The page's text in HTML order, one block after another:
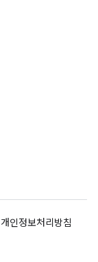
개인정보처리방침